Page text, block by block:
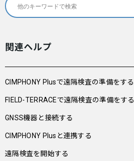
関連ヘルプ
CIMPHONY Plusで遠隔検査の準備をする
FIELD-TERRACEで遠隔検査の準備をする
GNSS機器と接続する
CIMPHONY Plusと連携する
遠隔検査を開始する